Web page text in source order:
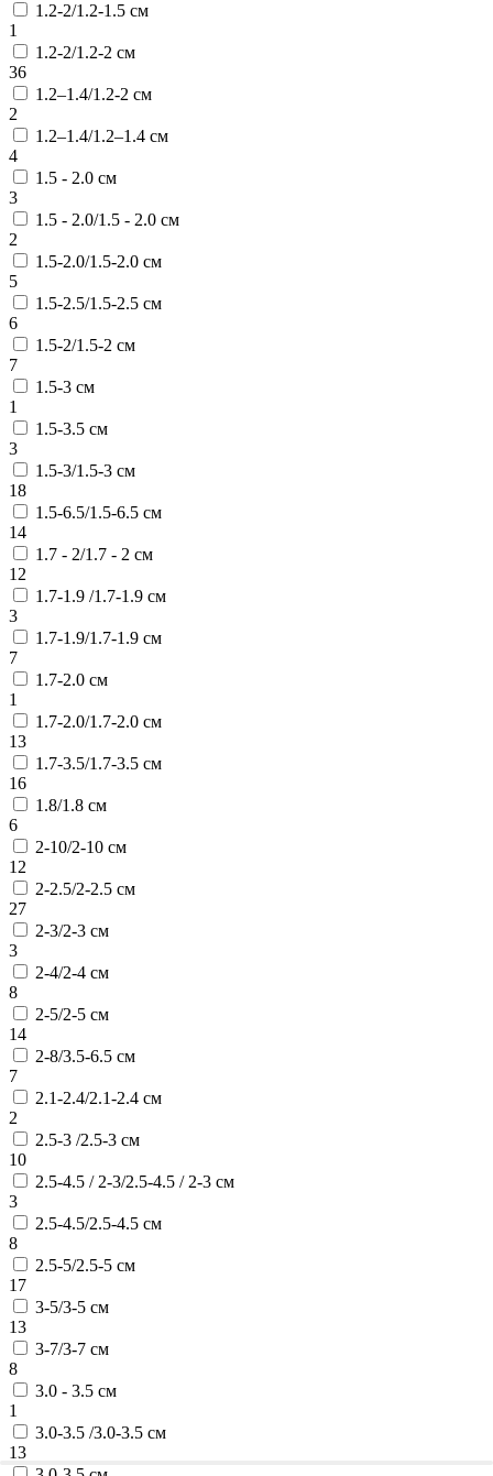
1.2-2/1.2-1.5 см
1
1.2-2/1.2-2 см
36
1.2–1.4/1.2-2 см
2
1.2–1.4/1.2–1.4 см
4
1.5 - 2.0 см
3
1.5 - 2.0/1.5 - 2.0 см
2
1.5-2.0/1.5-2.0 см
5
1.5-2.5/1.5-2.5 см
6
1.5-2/1.5-2 см
7
1.5-3 см
1
1.5-3.5 см
3
1.5-3/1.5-3 см
18
1.5-6.5/1.5-6.5 см
14
1.7 - 2/1.7 - 2 см
12
1.7-1.9 /1.7-1.9 см
3
1.7-1.9/1.7-1.9 см
7
1.7-2.0 см
1
1.7-2.0/1.7-2.0 см
13
1.7-3.5/1.7-3.5 см
16
1.8/1.8 см
6
2-10/2-10 см
12
2-2.5/2-2.5 см
27
2-3/2-3 см
3
2-4/2-4 см
8
2-5/2-5 см
14
2-8/3.5-6.5 см
7
2.1-2.4/2.1-2.4 см
2
2.5-3 /2.5-3 см
10
2.5-4.5 / 2-3/2.5-4.5 / 2-3 см
3
2.5-4.5/2.5-4.5 см
8
2.5-5/2.5-5 см
17
3-5/3-5 см
13
3-7/3-7 см
8
3.0 - 3.5 см
1
3.0-3.5 /3.0-3.5 см
13